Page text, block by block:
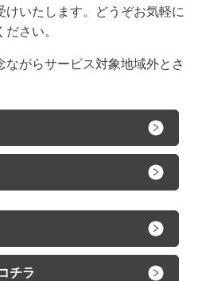
けいたします。どうぞお気軽に
ださい。
がらサービス対象地域外とさ
チラ